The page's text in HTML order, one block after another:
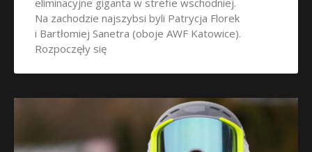
eliminacyjne giganta w strefie wschodniej.
Na zachodzie najszybsi byli Patrycja Florek
i Bartłomiej Sanetra (oboje AWF Katowice).
Rozpoczęły się